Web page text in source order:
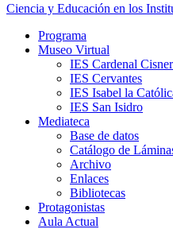
Ciencia y Educación en los
Programa
Museo Virtual
IES Cardenal
IES Cervantes
IES Isabel la
IES San Isidro
Mediateca
Base de datos
Catálogo de
Archivo
Enlaces
Bibliotecas
Protagonistas
Aula Actual